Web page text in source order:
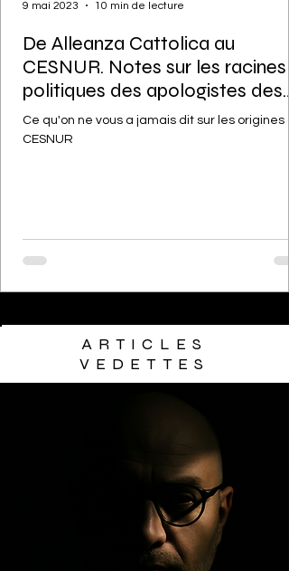
De Alleanza Cattolica au
CESNUR. Notes sur les racines
politiques des apologistes des
cultes
Ce qu'on ne vous a jamais dit sur les origines
CESNUR
9 mai 2023 10 min de lecture
ARTICLES
VEDETTES